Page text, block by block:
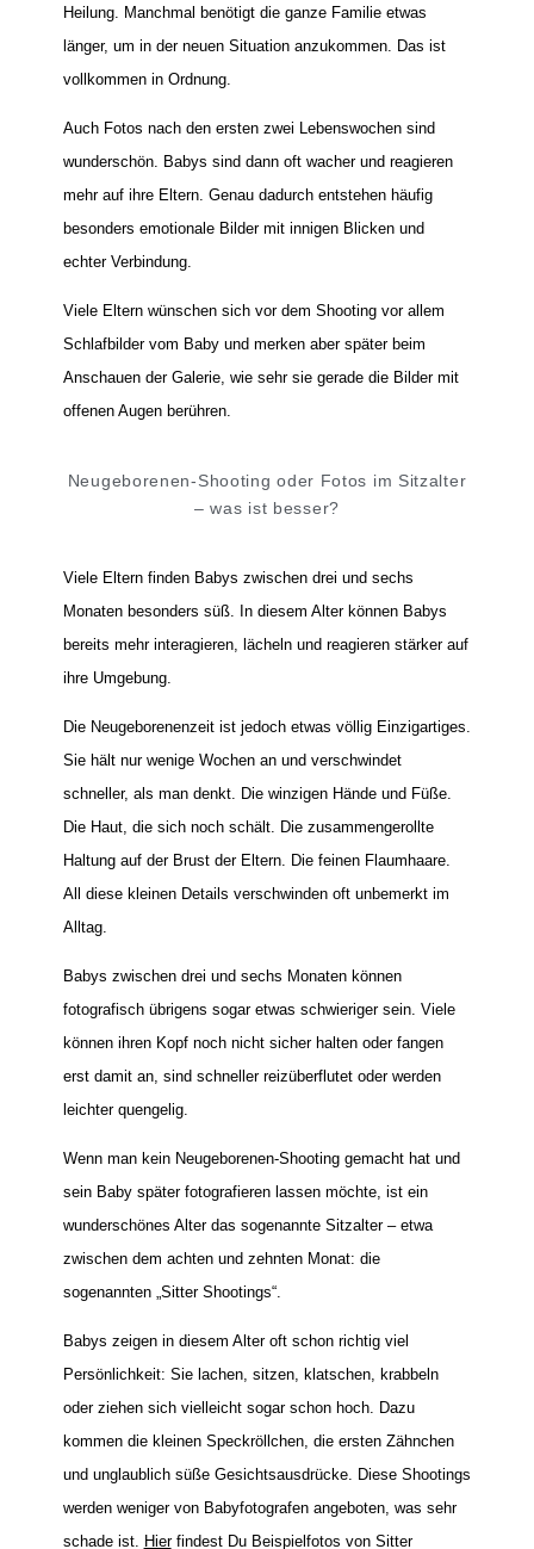
Heilung. Manchmal benötigt die ganze Familie etwas
länger, um in der neuen Situation anzukommen. Das ist
vollkommen in Ordnung.
Auch Fotos nach den ersten zwei Lebenswochen sind
wunderschön. Babys sind dann oft wacher und reagieren
mehr auf ihre Eltern. Genau dadurch entstehen häufig
besonders emotionale Bilder mit innigen Blicken und
echter Verbindung.
Viele Eltern wünschen sich vor dem Shooting vor allem
Schlafbilder vom Baby und merken aber später beim
Anschauen der Galerie, wie sehr sie gerade die Bilder mit
offenen Augen berühren.
Neugeborenen-Shooting oder Fotos im Sitzalter
– was ist besser?
Viele Eltern finden Babys zwischen drei und sechs
Monaten besonders süß. In diesem Alter können Babys
bereits mehr interagieren, lächeln und reagieren stärker auf
ihre Umgebung.
Die Neugeborenenzeit ist jedoch etwas völlig Einzigartiges.
Sie hält nur wenige Wochen an und verschwindet
schneller, als man denkt. Die winzigen Hände und Füße.
Die Haut, die sich noch schält. Die zusammengerollte
Haltung auf der Brust der Eltern. Die feinen Flaumhaare.
All diese kleinen Details verschwinden oft unbemerkt im
Alltag.
Babys zwischen drei und sechs Monaten können
fotografisch übrigens sogar etwas schwieriger sein. Viele
können ihren Kopf noch nicht sicher halten oder fangen
erst damit an, sind schneller reizüberflutet oder werden
leichter quengelig.
Wenn man kein Neugeborenen-Shooting gemacht hat und
sein Baby später fotografieren lassen möchte, ist ein
wunderschönes Alter das sogenannte Sitzalter – etwa
zwischen dem achten und zehnten Monat: die
sogenannten „Sitter Shootings“.
Babys zeigen in diesem Alter oft schon richtig viel
Persönlichkeit: Sie lachen, sitzen, klatschen, krabbeln
oder ziehen sich vielleicht sogar schon hoch. Dazu
kommen die kleinen Speckröllchen, die ersten Zähnchen
und unglaublich süße Gesichtsausdrücke. Diese Shootings
werden weniger von Babyfotografen angeboten, was sehr
schade ist.
Hierfindest Du Beispielfotos von Sitter